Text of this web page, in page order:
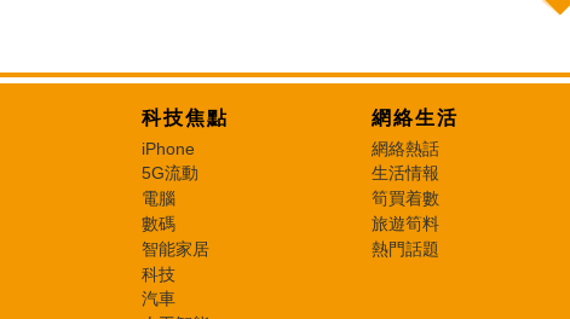
科技焦點
iPhone
5G流動
電腦
數碼
智能家居
科技
汽車
網絡生活
網絡熱話
生活情報
筍買着數
旅遊筍料
熱門話題